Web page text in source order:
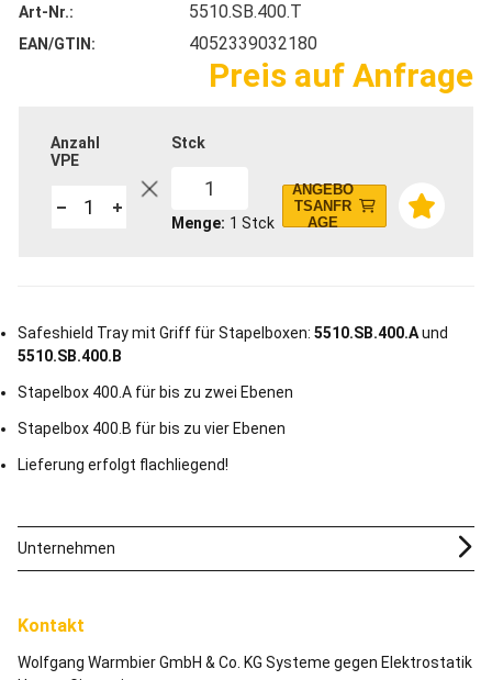
Art-Nr. 5510.SB.400.T
EAN/GTIN 4052339032180
Preis auf Anfrage
Anzahl
VPE
Stck
1
Menge 1 Stck
ANGEBO
TSANFR
AGE
Safeshield Tray mit Griff für Stapelboxen: 5510.SB.400.Aund
5510.SB.400.B
Stapelbox 400.A für bis zu zwei Ebenen
Stapelbox 400.B für bis zu vier Ebenen
Lieferung erfolgt flachliegend!
Kontakt
Wolfgang Warmbier GmbH & Co. KG Systeme gegen Elektrostatik
Unternehmen